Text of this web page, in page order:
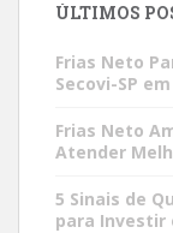
ÚLTIMOS
Frias Neto
Secovi-SP
Frias Neto
Atender
5 Sinais de
para Investir